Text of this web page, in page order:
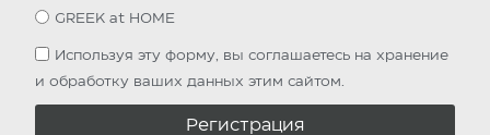
GREEK at HOME
Используя эту форму, вы соглашаетесь на хранение
и обработку ваших данных этим сайтом.
Регистрация